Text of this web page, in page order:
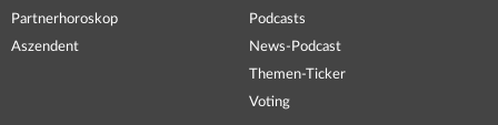
Partnerhoroskop
Aszendent
Podcasts
News-Podcast
Themen-Ticker
Voting